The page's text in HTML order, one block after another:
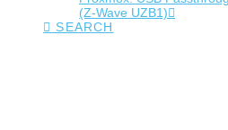
(Z-Wave UZB1)
SEARCH